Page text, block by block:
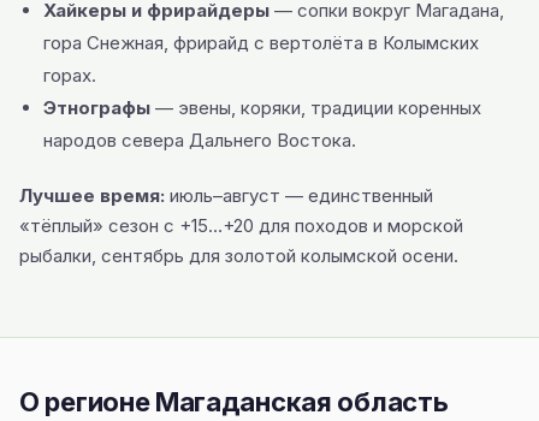
Хайкеры и фрирайдеры — сопки вокруг Магадана,
гора Снежная, фрирайд с вертолёта в Колымских
горах.
Этнографы — эвены, коряки, традиции коренных
народов севера Дальнего Востока.
Лучшее время: июль–август — единственный
«тёплый» сезон с +15…+20 для походов и морской
рыбалки, сентябрь для золотой колымской осени.
О регионе Магаданская область